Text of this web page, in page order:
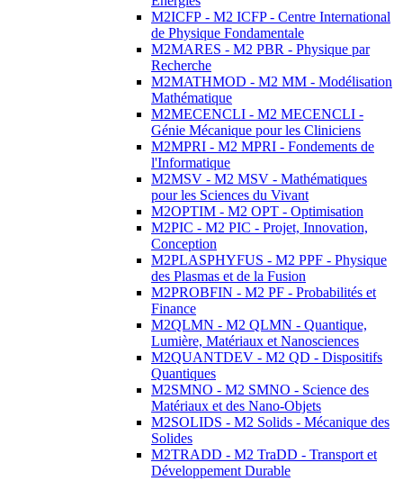
M2ICFP - M2 ICFP - Centre International
de Physique Fondamentale
M2MARES - M2 PBR - Physique par
Recherche
M2MATHMOD - M2 MM - Modélisation
Mathématique
M2MECENCLI - M2 MECENCLI -
Génie Mécanique pour les Cliniciens
M2MPRI - M2 MPRI - Fondements de
l'Informatique
M2MSV - M2 MSV - Mathématiques
pour les Sciences du Vivant
M2OPTIM - M2 OPT - Optimisation
M2PIC - M2 PIC - Projet, Innovation,
Conception
M2PLASPHYFUS - M2 PPF - Physique
des Plasmas et de la Fusion
M2PROBFIN - M2 PF - Probabilités et
Finance
M2QLMN - M2 QLMN - Quantique,
Lumière, Matériaux et Nanosciences
M2QUANTDEV - M2 QD - Dispositifs
Quantiques
M2SMNO - M2 SMNO - Science des
Matériaux et des Nano-Objets
M2SOLIDS - M2 Solids - Mécanique des
Solides
M2TRADD - M2 TraDD - Transport et
Développement Durable